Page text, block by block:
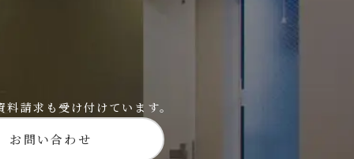
請求も受け付けています。
お問い合わせ